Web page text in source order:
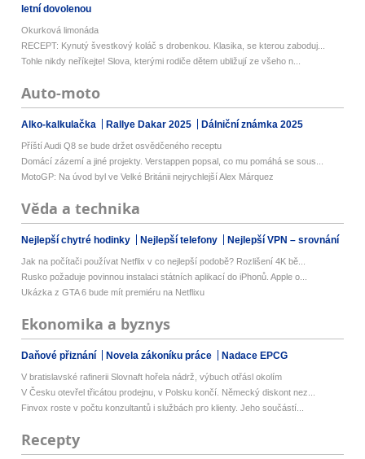
letní dovolenou
Okurková limonáda
RECEPT: Kynutý švestkový koláč s drobenkou. Klasika, se kterou zaboduj...
Tohle nikdy neříkejte! Slova, kterými rodiče dětem ubližují ze všeho n...
Auto-moto
Alko-kalkulačka Rallye Dakar 2025 Dálniční známka 2025
Příští Audi Q8 se bude držet osvědčeného receptu
Domácí zázemí a jiné projekty. Verstappen popsal, co mu pomáhá se sous...
MotoGP: Na úvod byl ve Velké Británii nejrychlejší Alex Márquez
Věda a technika
Nejlepší chytré hodinky Nejlepší telefony Nejlepší VPN – srovnání
Jak na počítači používat Netflix v co nejlepší podobě? Rozlišení 4K bě...
Rusko požaduje povinnou instalaci státních aplikací do iPhonů. Apple o...
Ukázka z GTA 6 bude mít premiéru na Netflixu
Ekonomika a byznys
Daňové přiznání Novela zákoníku práce Nadace EPCG
V bratislavské rafinerii Slovnaft hořela nádrž, výbuch otřásl okolím
V Česku otevřel třicátou prodejnu, v Polsku končí. Německý diskont nez...
Finvox roste v počtu konzultantů i službách pro klienty. Jeho součástí...
Recepty